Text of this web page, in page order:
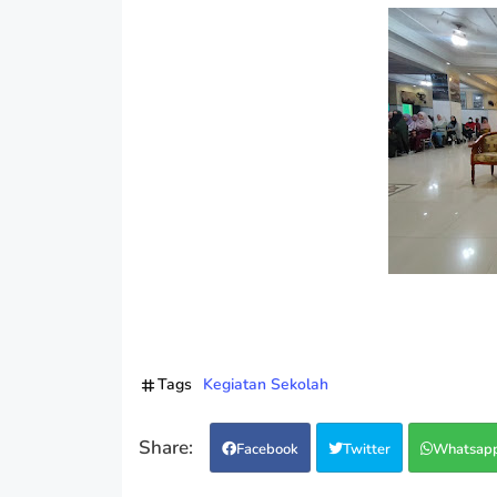
Tags Kegiatan Sekolah
Facebook Twitter